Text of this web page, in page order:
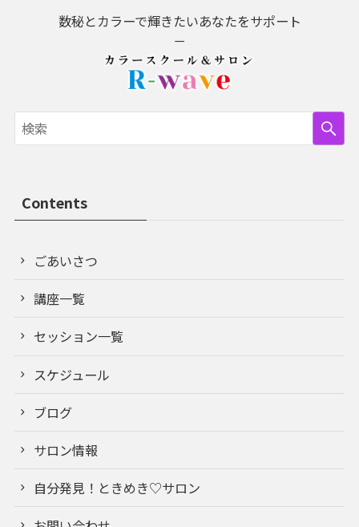
数秘とカラーで輝きたいあなたをサポート
－
Contents
ごあいさつ
講座一覧
セッション一覧
スケジュール
ブログ
サロン情報
自分発見！ときめき♡サロン